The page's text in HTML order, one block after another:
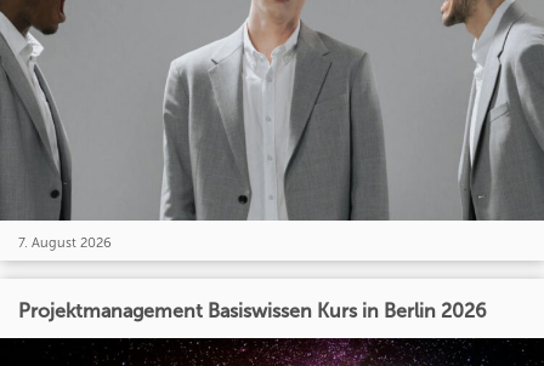
7. August 2026
Projektmanagement Basiswissen Kurs in Berlin 2026